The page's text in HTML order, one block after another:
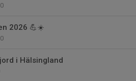
0
2026 💪☀️
0
i Hälsingland